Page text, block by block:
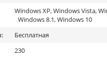
Windows XP, Windows Vista,
Windows 8.1, Windows 10
Бесплатная
230